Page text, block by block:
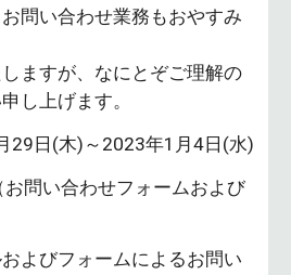
問い合わせ業務もおやすみ
ますが、なにとぞご理解の
し上げます。
29日(木)～2023年1月4日(水)
お問い合わせフォームおよび
よびフォームによるお問い